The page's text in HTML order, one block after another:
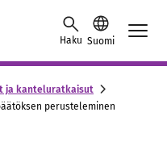
Haku Suomi
ja kanteluratkaisut
perusteleminen